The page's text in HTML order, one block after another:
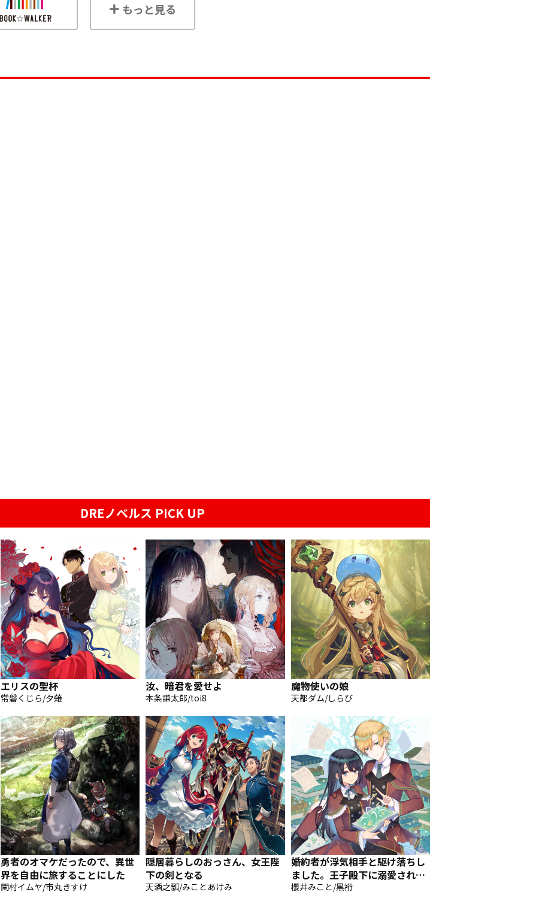
もっと見る
DREノベルス PICK UP
エリスの聖杯
常磐くじら/夕薙
汝、暗君を愛せよ
本条謙太郎/toi8
魔物使いの娘
天都ダム/しらび
勇者のオマケだったので、異世
界を自由に旅することにした
関村イムヤ/市丸きすけ
隠居暮らしのおっさん、女王陛
下の剣となる
天酒之瓢/みことあけみ
婚約者が浮気相手と駆け落ちし
ました。王子殿下に溺愛されて
幸せなので、今さら戻りたいと
櫻井みこと/黒裄